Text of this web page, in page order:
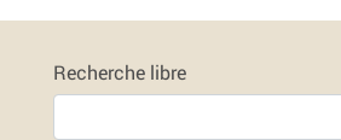
Recherche libre